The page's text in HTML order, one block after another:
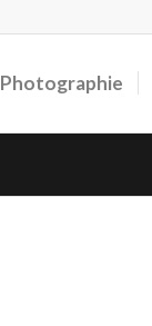
Photographie